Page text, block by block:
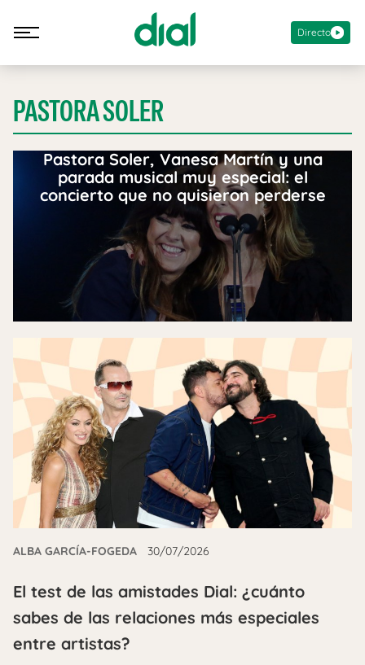
Directo
PASTORA SOLER
Pastora Soler, Vanesa Martín y una
parada musical muy especial: el
concierto que no quisieron perderse
ALBA GARCÍA-FOGEDA 30/07/2026
El test de las amistades Dial: ¿cuánto
sabes de las relaciones más especiales
entre artistas?